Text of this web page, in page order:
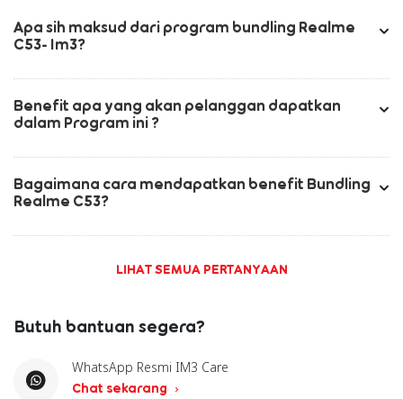
Apa sih maksud dari program bundling Realme
C53- Im3?
Benefit apa yang akan pelanggan dapatkan
dalam Program ini ?
Bagaimana cara mendapatkan benefit Bundling
Realme C53?
LIHAT SEMUA PERTANYAAN
Butuh bantuan segera?
WhatsApp Resmi IM3 Care
Chat sekarang